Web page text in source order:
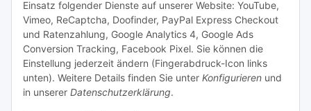
Einsatz folgender Dienste auf unserer Website: YouTube,
Vimeo, ReCaptcha, Doofinder, PayPal Express Checkout
und Ratenzahlung, Google Analytics 4, Google Ads
Conversion Tracking, Facebook Pixel. Sie können die
Einstellung jederzeit ändern (Fingerabdruck-Icon links
unten). Weitere Details finden Sie unter Konfigurieren und
in unserer Datenschutzerklärung.